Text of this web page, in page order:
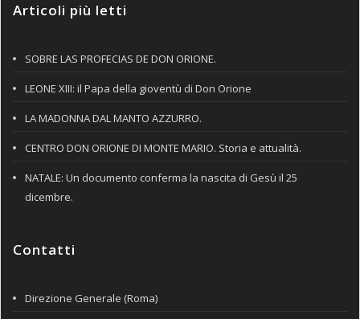
Articoli più letti
SOBRE LAS PROFECIAS DE DON ORIONE.
LEONE XIII: il Papa della gioventù di Don Orione
LA MADONNA DAL MANTO AZZURRO.
CENTRO DON ORIONE DI MONTE MARIO. Storia e attualità.
NATALE: Un documento conferma la nascita di Gesù il 25
dicembre.
Contatti
Direzione Generale (Roma)